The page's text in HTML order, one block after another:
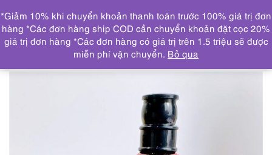
DANH MỤC
Trang chủ NƯỚC HOA CHAI NHỎ/MINI(≤ 15ml)
3141-
DIOR Fahrenheit EDT 10ml-Nước hoa nữ-Đã sử dụng
*Giảm 10% khi chuyển khoản thanh toán trước 100% giá trị đơn
hàng *Các đơn hàng ship COD cần chuyển khoản đặt cọc 20%
giá trị đơn hàng *Các đơn hàng có giá trị trên 1.5 triệu sẽ được
miễn phí vận chuyển. Bỏ qua